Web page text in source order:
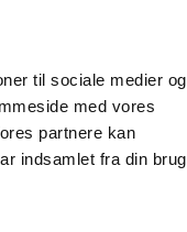
til sociale medier og
med vores
partnere kan
indsamlet fra din brug
Kontakt Udgivelser
Medicinsk